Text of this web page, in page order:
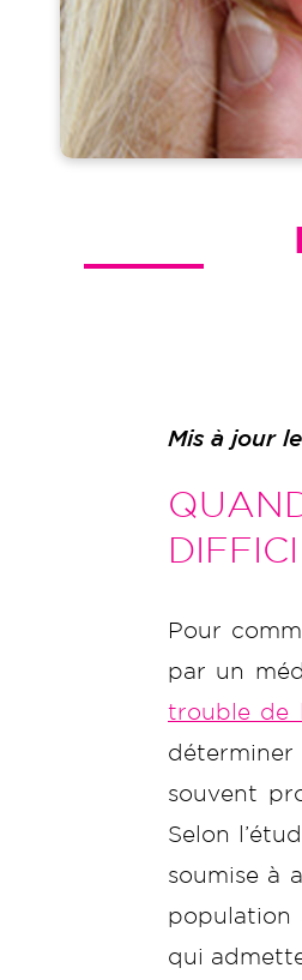
Mis à jour
Pour
par un
trouble de
déterminer
souvent
Selon
soumise à
population
qui